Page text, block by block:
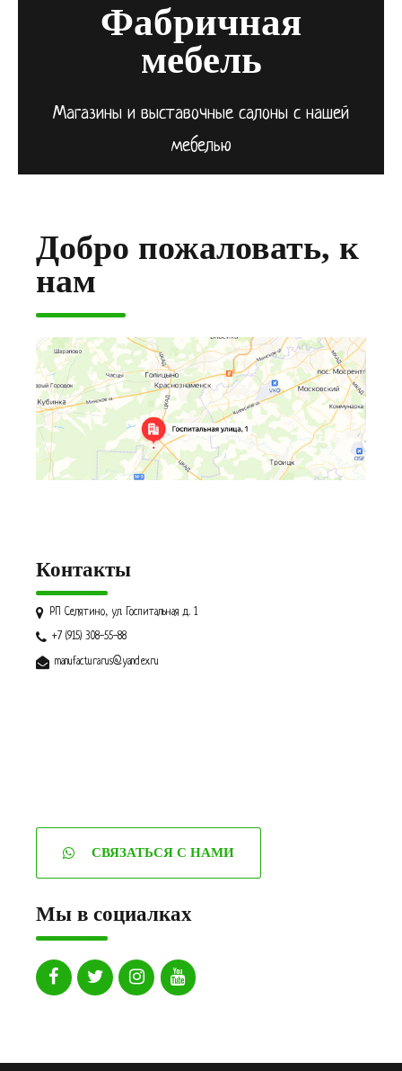
Фабричная
мебель
Магазины и выставочные салоны с нашей
мебелью
Добро пожаловать, к
нам
Контакты
РП Селятино, ул. Госпитальная д. 1
+7 (915) 308-55-88
manufacturarus@yandex.ru
СВЯЗАТЬСЯ С НАМИ
Мы в социалках